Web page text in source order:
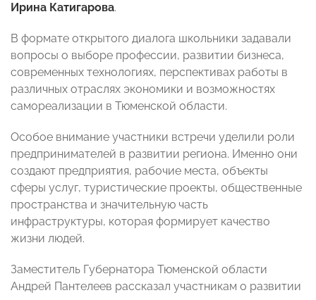
Ирина Катигарова.
В формате открытого диалога школьники задавали
вопросы о выборе профессии, развитии бизнеса,
современных технологиях, перспективах работы в
различных отраслях экономики и возможностях
самореализации в Тюменской области.
Особое внимание участники встречи уделили роли
предпринимателей в развитии региона. Именно они
создают предприятия, рабочие места, объекты
сферы услуг, туристические проекты, общественные
пространства и значительную часть
инфраструктуры, которая формирует качество
жизни людей.
Заместитель Губернатора Тюменской области
Андрей Пантелеев рассказал участникам о развитии